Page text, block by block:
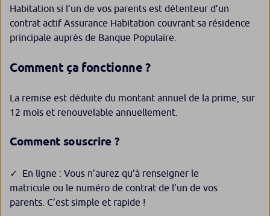
Habitation si l’un de vos parents est détenteur d’un
contrat actif Assurance Habitation couvrant sa résidence
principale auprès de Banque Populaire.
Comment ça fonctionne ?
La remise est déduite du montant annuel de la prime, sur
12 mois et renouvelable annuellement.
Comment souscrire ?
En ligne : Vous n’aurez qu’à renseigner le
matricule ou le numéro de contrat de l’un de vos
parents. C’est simple et rapide !